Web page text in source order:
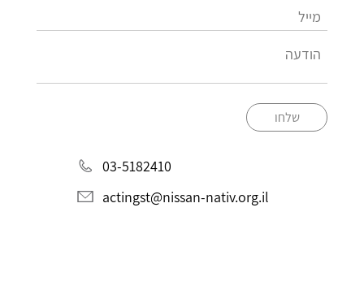
שלחו
03-5182410
actingst@nissan-nativ.org.il